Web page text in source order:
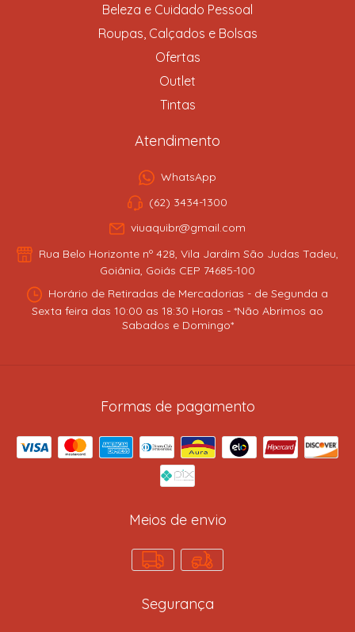
Beleza e Cuidado Pessoal
Roupas, Calçados e Bolsas
Ofertas
Outlet
Tintas
Atendimento
WhatsApp
(62) 3434-1300
viuaquibr@gmail.com
Rua Belo Horizonte nº 428, Vila Jardim São Judas Tadeu,
Goiânia, Goiás CEP 74685-100
Horário de Retiradas de Mercadorias - de Segunda a
Sexta feira das 10:00 as 18:30 Horas - *Não Abrimos ao
Sabados e Domingo*
Formas de pagamento
Meios de envio
Segurança